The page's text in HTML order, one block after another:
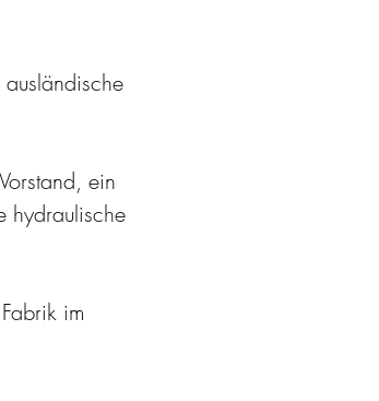
ein
hydraulische
im